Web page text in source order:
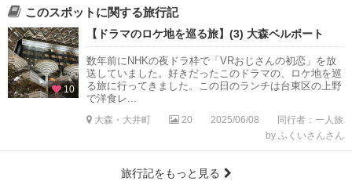
このスポットに関する旅行記
10
【ドラマのロケ地を巡る旅】(3) 大森ベルポート
数年前にNHKの夜ドラ枠で「VRおじさんの初恋」を放
送していました。好きだったこのドラマの、ロケ地を巡
る旅に行ってきました。この日のランチは台東区の上野
で洋食レ...
大森・大井町 20 2025/06/08
同行者：一人旅
by ふくいさんさん
旅行記をもっと見る